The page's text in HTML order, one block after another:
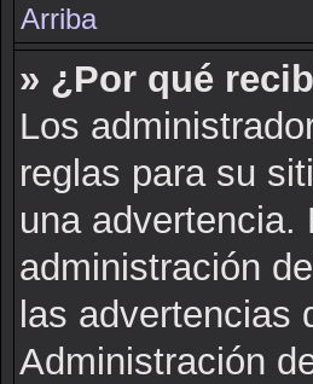
Arriba
» ¿Por qué
Los
reglas para su
una advertencia.
administración
las advertencias
Administración